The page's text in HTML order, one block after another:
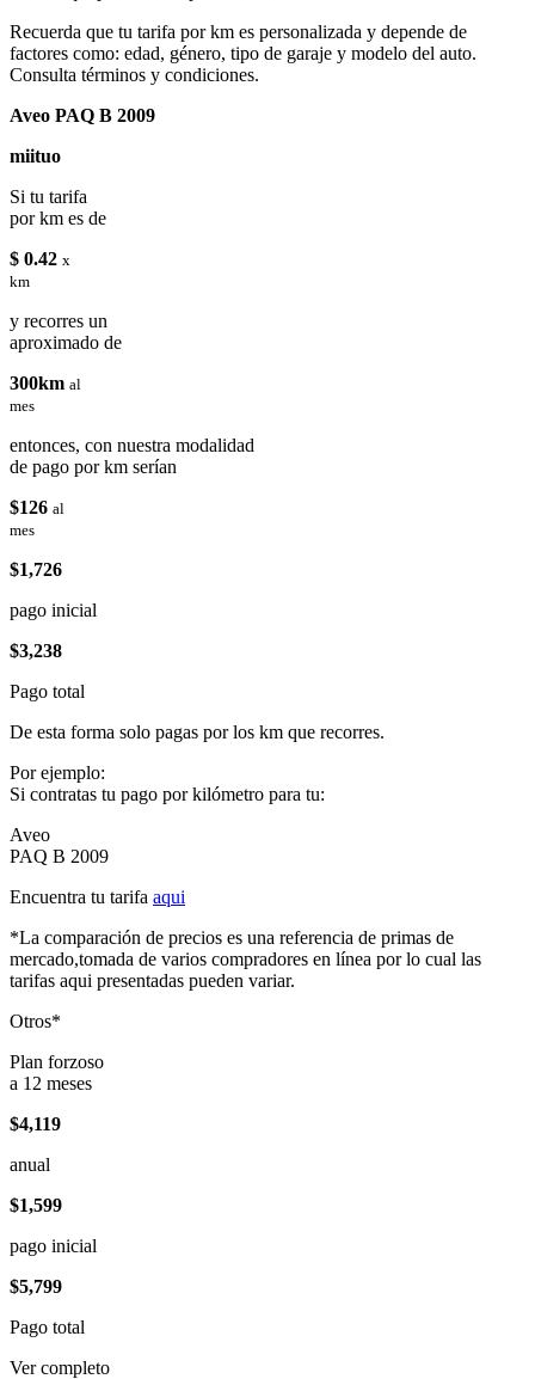
Recuerda que tu tarifa por km es personalizada y depende de
factores como: edad, género, tipo de garaje y modelo del auto.
Consulta términos y condiciones.
Aveo PAQ B 2009
miituo
Si tu tarifa
por km es de
$ 0.42 x
km
y recorres un
aproximado de
300km al
mes
entonces, con nuestra modalidad
de pago por km serían
$126 al
mes
$1,726
pago inicial
$3,238
Pago total
De esta forma solo pagas por los km que recorres.
Por ejemplo:
Si contratas tu pago por kilómetro para tu:
Aveo
PAQ B 2009
Encuentra tu tarifa aqui
*La comparación de precios es una referencia de primas de
mercado,tomada de varios compradores en línea por lo cual las
tarifas aqui presentadas pueden variar.
Otros*
Plan forzoso
a 12 meses
$4,119
anual
$1,599
pago inicial
$5,799
Pago total
Ver completo